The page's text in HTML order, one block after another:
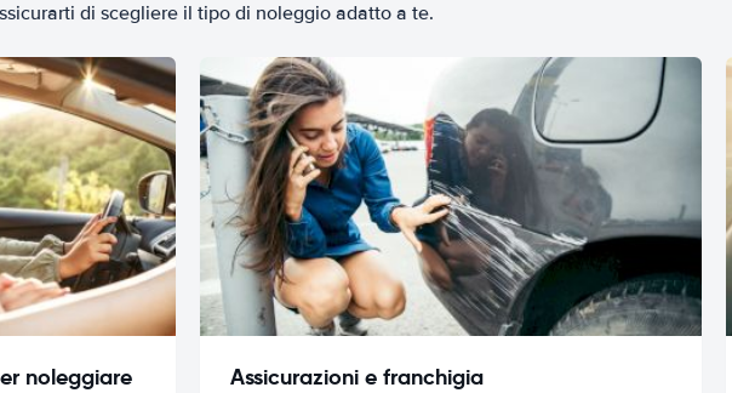
di scegliere il tipo di noleggio adatto a te.
noleggiare
Assicurazioni e franchigia